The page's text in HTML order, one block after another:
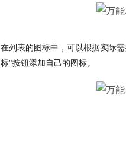
在列表的图标中，可以根据实际
标"按钮添加自己的图标。